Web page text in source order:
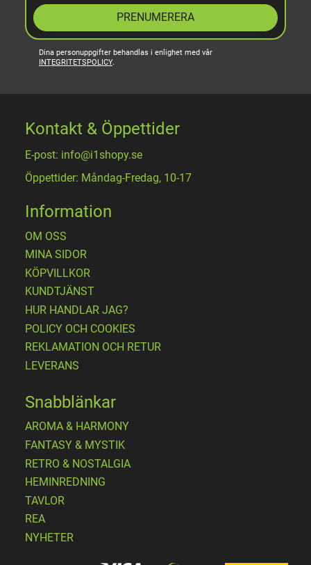
PRENUMERERA
Dina personuppgifter behandlas i enlighet med vår
INTEGRITETSPOLICY.
Kontakt & Öppettider
E-post: info@i1shopy.se
Öppettider: Måndag-Fredag, 10-17
Information
OM OSS
MINA SIDOR
KÖPVILLKOR
KUNDTJÄNST
HUR HANDLAR JAG?
POLICY OCH COOKIES
REKLAMATION OCH RETUR
LEVERANS
Snabblänkar
AROMA & HARMONY
FANTASY & MYSTIK
RETRO & NOSTALGIA
HEMINREDNING
TAVLOR
REA
NYHETER